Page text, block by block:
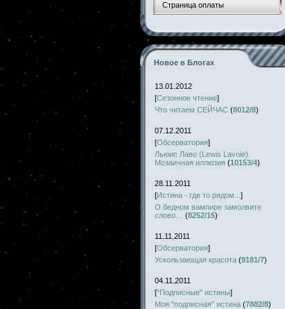
Страница оплаты
Новое в Блогах
13.01.2012
[Сезонное чтение]
Что читаем СЕЙЧАС (8012/8)
07.12.2011
[Обсерватория]
Льюис Лаво (Lewis Lavoie).
Мозаичная иллюзия (10153/4)
28.11.2011
[Истина - где то рядом... ]
О бедном вампире замолвите
слово…
(8252/15)
11.11.2011
[Обсерватория]
Ускользающая красота (9181/7)
04.11.2011
["Подписные" истины]
Моя "подписная" истина (7882/8)